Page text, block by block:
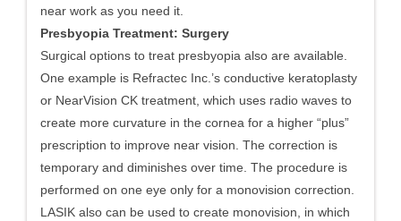
near work as you need it.
Presbyopia Treatment: Surgery
Surgical options to treat presbyopia also are available.
One example is Refractec Inc.’s conductive keratoplasty
or NearVision CK treatment, which uses radio waves to
create more curvature in the cornea for a higher “plus”
prescription to improve near vision. The correction is
temporary and diminishes over time. The procedure is
performed on one eye only for a monovision correction.
LASIK also can be used to create monovision, in which